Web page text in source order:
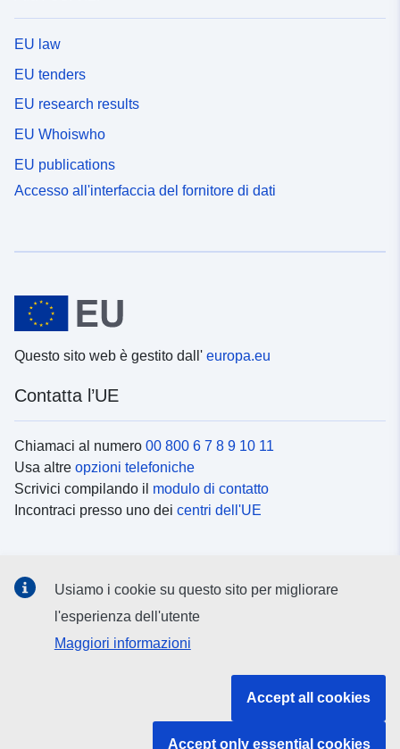
EU law
EU tenders
EU research results
EU Whoiswho
EU publications
Accesso all'interfaccia del fornitore di dati
Questo sito web è gestito dall' europa.eu
Contatta l’UE
Chiamaci al numero 00 800 6 7 8 9 10 11
Usa altre opzioni telefoniche
Scrivici compilando il modulo di contatto
Incontraci presso uno dei centri dell'UE
Cerca icanali social
Usiamo i cookie su questo sito per migliorare
l'esperienza dell'utente
Maggiori informazioni
Accept all cookies
Accept only essential cookies